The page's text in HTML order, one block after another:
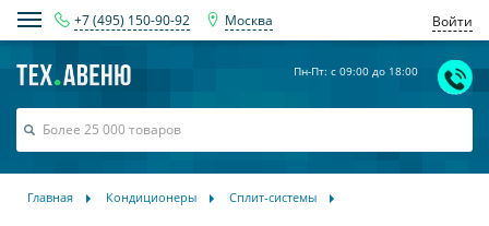
+7 (495) 150-90-92 Москва Войти
Пн-Пт: с 09:00 до 18:00
Главная Кондиционеры Сплит-системы